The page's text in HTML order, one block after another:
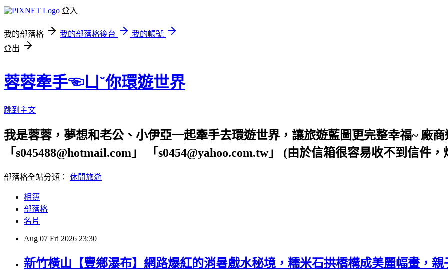
登入
我的部落格 我的部落格後台
我的帳號
登出
蓉蓉牽手☜ㄩˇ你環遊世界
跳到主文
我是蓉蓉，夢想和老公、小伊亞一起牽手去環遊世界，讓旅遊藍圖更完整幸福~ 廠商
「s045488@hotmail.com」 「s0454@yahoo.com.tw」 (由於信箱很容易收不到信件
部落格全站分類： 休閒旅遊
相簿
部落格
名片
Aug 07 Fri 2026 23:30
新竹橫山【豐鄉瀑布】網路爆紅的消暑戲水秘境，糯米石拱橋構成美麗幅畫，親